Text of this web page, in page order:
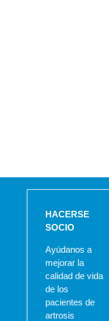
HACERSE
SOCIO
Ayúdanos a
mejorar la
calidad de vida
de los
pacientes de
artrosis